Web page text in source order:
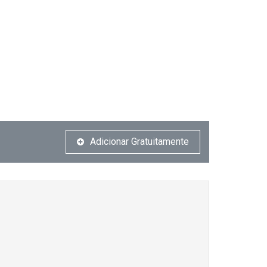
Adicionar Gratuitamente